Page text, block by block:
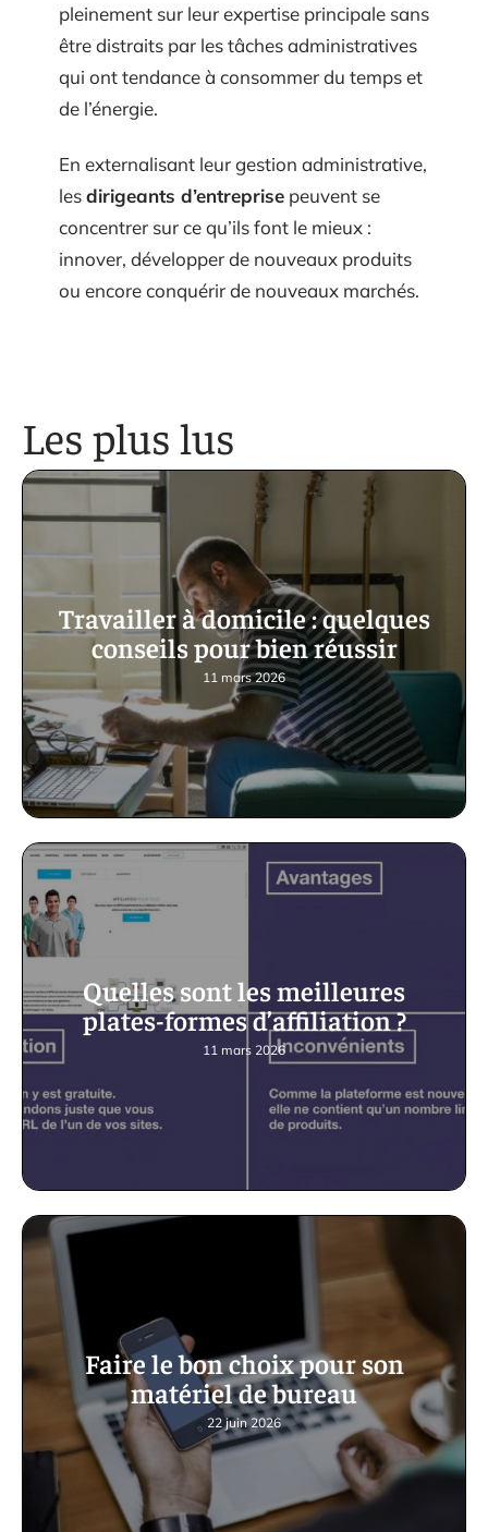
pleinement sur leur expertise principale sans
être distraits par les tâches administratives
qui ont tendance à consommer du temps et
de l’énergie.
En externalisant leur gestion administrative,
lesdirigeants d’entreprise peuvent se
concentrer sur ce qu’ils font le mieux :
innover, développer de nouveaux produits
ou encore conquérir de nouveaux marchés.
Les plus lus
Travailler à domicile : quelques
conseils pour bien réussir
11 mars 2026
Quelles sont les meilleures
plates-formes d’affiliation ?
11 mars 2026
Faire le bon choix pour son
matériel de bureau
22 juin 2026